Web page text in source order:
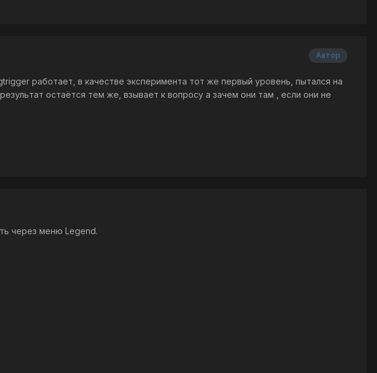
Автор
работает, в качестве эксперимента тот же первый уровень, пытался на
остаётся тем же, взывает к вопросу а зачем они там , если они не
через меню Legend.